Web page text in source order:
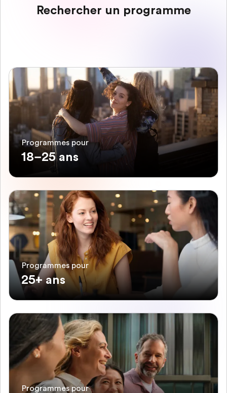
Rechercher un programme
Programmes pour
18–25 ans
Programmes pour
25+ ans
Programmes pour